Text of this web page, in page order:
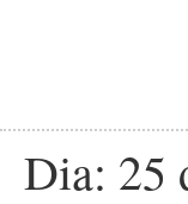
Dia: 25